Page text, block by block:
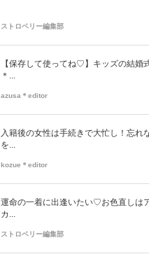
ストロベリー編集部
【保存して使ってね♡】キッズの結婚
＊...
azusa＊editor
入籍後の女性は手続きで大忙し！忘れ
を...
kozue＊editor
運命の一着に出逢いたい♡お色直しは
カ...
ストロベリー編集部